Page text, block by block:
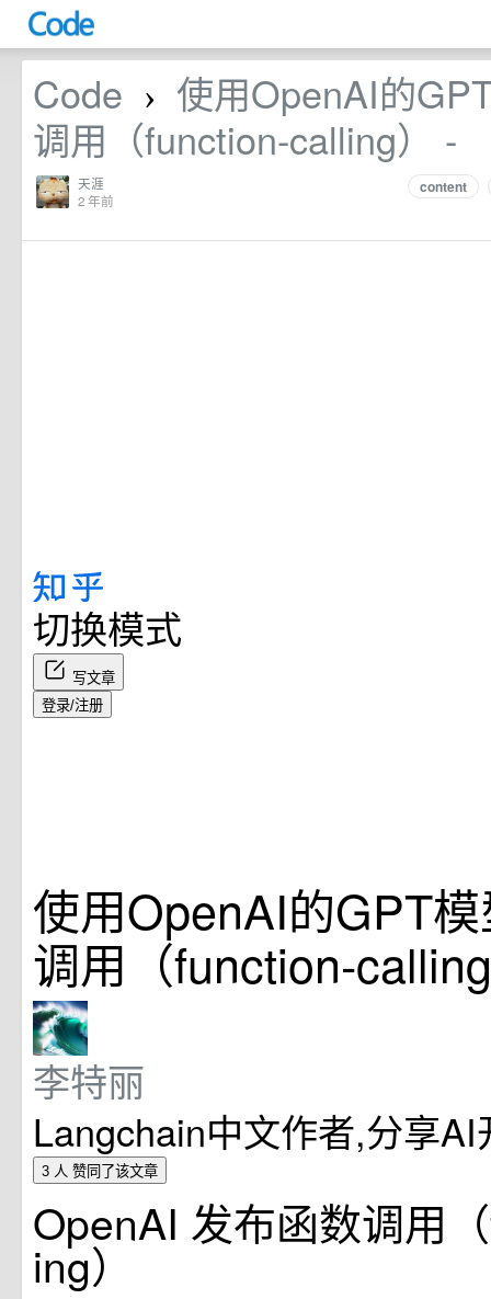
Code › 使用OpenAI的
调用（function-calling） -
content
天涯
2 年前
切换模式
写文章
登录/注册
使用OpenAI的GPT
调用（function-
李特丽
Langchain中文作者,分享
3 人 赞同了该文章
OpenAI 发布函数调用
ing）